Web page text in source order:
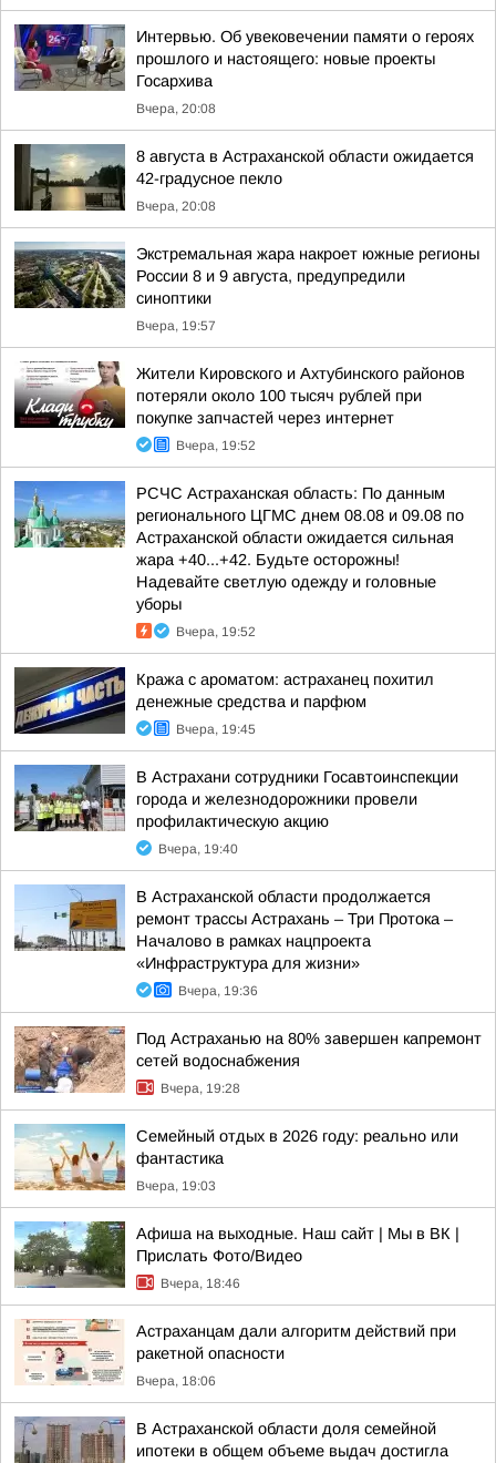
Интервью. Об увековечении памяти о героях
прошлого и настоящего: новые проекты
Госархива
Вчера, 20:08
8 августа в Астраханской области ожидается
42-градусное пекло
Вчера, 20:08
Экстремальная жара накроет южные регионы
России 8 и 9 августа, предупредили
синоптики
Вчера, 19:57
Жители Кировского и Ахтубинского районов
потеряли около 100 тысяч рублей при
покупке запчастей через интернет
Вчера, 19:52
РСЧС Астраханская область: По данным
регионального ЦГМС днем 08.08 и 09.08 по
Астраханской области ожидается сильная
жара +40...+42. Будьте осторожны!
Надевайте светлую одежду и головные
уборы
Вчера, 19:52
Кража с ароматом: астраханец похитил
денежные средства и парфюм
Вчера, 19:45
В Астрахани сотрудники Госавтоинспекции
города и железнодорожники провели
профилактическую акцию
Вчера, 19:40
В Астраханской области продолжается
ремонт трассы Астрахань – Три Протока –
Началово в рамках нацпроекта
«Инфраструктура для жизни»
Вчера, 19:36
Под Астраханью на 80% завершен капремонт
сетей водоснабжения
Вчера, 19:28
Семейный отдых в 2026 году: реально или
фантастика
Вчера, 19:03
Афиша на выходные. Наш сайт | Мы в ВК |
Прислать Фото/Видео
Вчера, 18:46
Астраханцам дали алгоритм действий при
ракетной опасности
Вчера, 18:06
В Астраханской области доля семейной
ипотеки в общем объеме выдач достигла